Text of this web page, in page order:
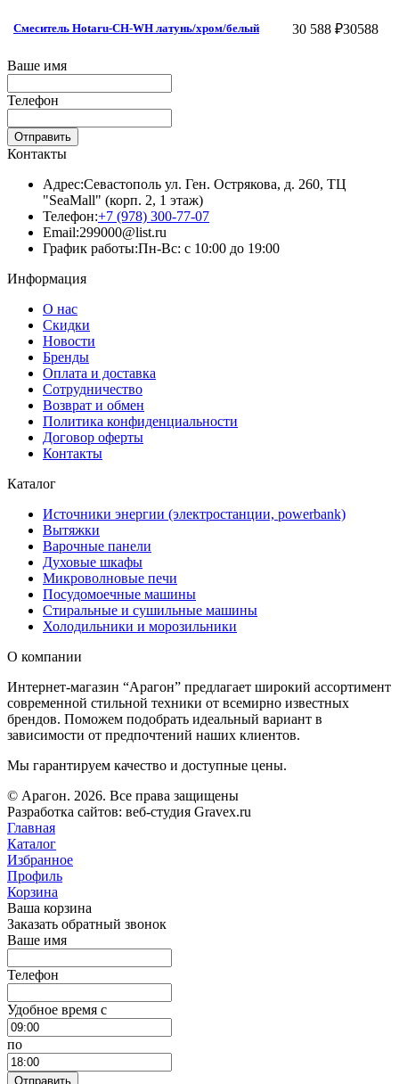
Смеситель Hotaru-CH-WH латунь/хром/белый 30 588 ₽30588
Ваше имя
Телефон
Отправить
Контакты
Адрес:Севастополь ул. Ген. Острякова, д. 260, ТЦ
"SeaMall" (корп. 2, 1 этаж)
Телефон:+7 (978) 300-77-07
Email:299000@list.ru
График работы:Пн-Вс: с 10:00 до 19:00
Информация
О нас
Скидки
Новости
Бренды
Оплата и доставка
Сотрудничество
Возврат и обмен
Политика конфиденциальности
Договор оферты
Контакты
Каталог
Источники энергии (электростанции, powerbank)
Вытяжки
Варочные панели
Духовые шкафы
Микроволновые печи
Посудомоечные машины
Стиральные и сушильные машины
Холодильники и морозильники
О компании
Интернет-магазин “Арагон” предлагает широкий ассортимент
современной стильной техники от всемирно известных
брендов. Поможем подобрать идеальный вариант в
зависимости от предпочтений наших клиентов.
Мы гарантируем качество и доступные цены.
© Арагон. 2026. Все права защищены
Разработка сайтов: веб-студия Gravex.ru
Главная
Каталог
Избранное
Профиль
Корзина
Ваша корзина
Заказать обратный звонок
Ваше имя
Телефон
Удобное время c
по
Отправить